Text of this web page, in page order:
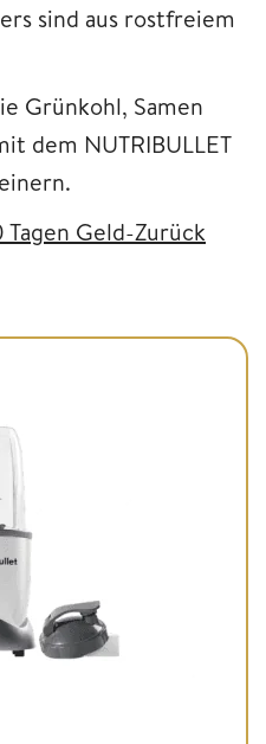
sind aus rostfreiem
Grünkohl, Samen
dem NUTRIBULLET
Geld-Zurück